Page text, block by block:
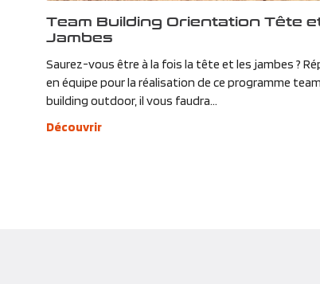
Team Building Orientation Tête
Jambes
Saurez-vous être à la fois la tête et les jambes ?
en équipe pour la réalisation de ce programme team
building outdoor, il vous faudra...
Découvrir